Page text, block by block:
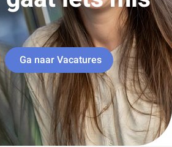
Ga naar Vacatures